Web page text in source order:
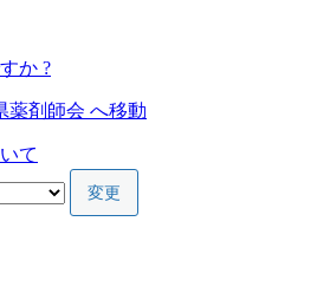
か ?
薬剤師会 へ移動
て